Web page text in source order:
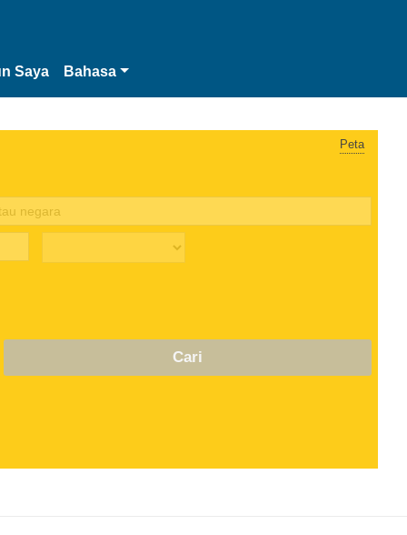
Saya Bahasa
Peta
Cari